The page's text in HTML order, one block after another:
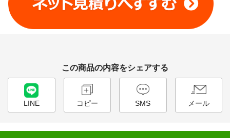
この商品の内容をシェアする
LINE コピー SMS メール